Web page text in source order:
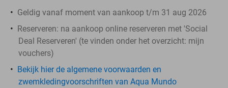
Geldig vanaf moment van aankoop t/m 31 aug 2026
Reserveren: na aankoop online reserveren met 'Social
Deal Reserveren' (te vinden onder het overzicht: mijn
vouchers)
Bekijk hier de algemene voorwaarden en
zwemkledingvoorschriften van Aqua Mundo